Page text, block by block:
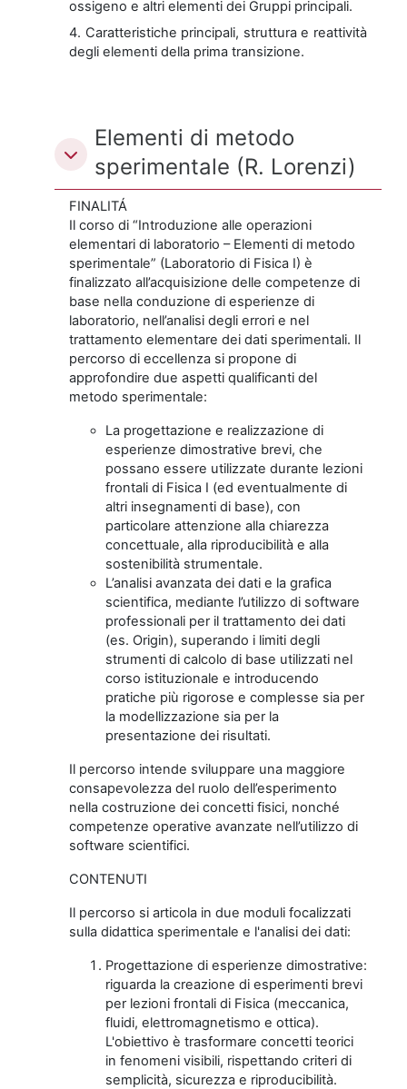
ossigeno e altri elementi dei Gruppi principali.
4. Caratteristiche principali, struttura e reattività
degli elementi della prima transizione.
Elementi di metodo
sperimentale (R. Lorenzi)
FINALITÁ
Il corso di “Introduzione alle operazioni
elementari di laboratorio – Elementi di metodo
sperimentale” (Laboratorio di Fisica I) è
finalizzato all’acquisizione delle competenze di
base nella conduzione di esperienze di
laboratorio, nell’analisi degli errori e nel
trattamento elementare dei dati sperimentali. Il
percorso di eccellenza si propone di
approfondire due aspetti qualificanti del
metodo sperimentale:
La progettazione e realizzazione di
esperienze dimostrative brevi, che
possano essere utilizzate durante lezioni
frontali di Fisica I (ed eventualmente di
altri insegnamenti di base), con
particolare attenzione alla chiarezza
concettuale, alla riproducibilità e alla
sostenibilità strumentale.
L’analisi avanzata dei dati e la grafica
scientifica, mediante l’utilizzo di software
professionali per il trattamento dei dati
(es. Origin), superando i limiti degli
strumenti di calcolo di base utilizzati nel
corso istituzionale e introducendo
pratiche più rigorose e complesse sia per
la modellizzazione sia per la
presentazione dei risultati.
Il percorso intende sviluppare una maggiore
consapevolezza del ruolo dell’esperimento
nella costruzione dei concetti fisici, nonché
competenze operative avanzate nell’utilizzo di
software scientifici.
CONTENUTI
Il percorso si articola in due moduli focalizzati
sulla didattica sperimentale e l'analisi dei dati:
Progettazione di esperienze dimostrative:
riguarda la creazione di esperimenti brevi
per lezioni frontali di Fisica (meccanica,
fluidi, elettromagnetismo e ottica).
L'obiettivo è trasformare concetti teorici
in fenomeni visibili, rispettando criteri di
semplicità, sicurezza e riproducibilità.